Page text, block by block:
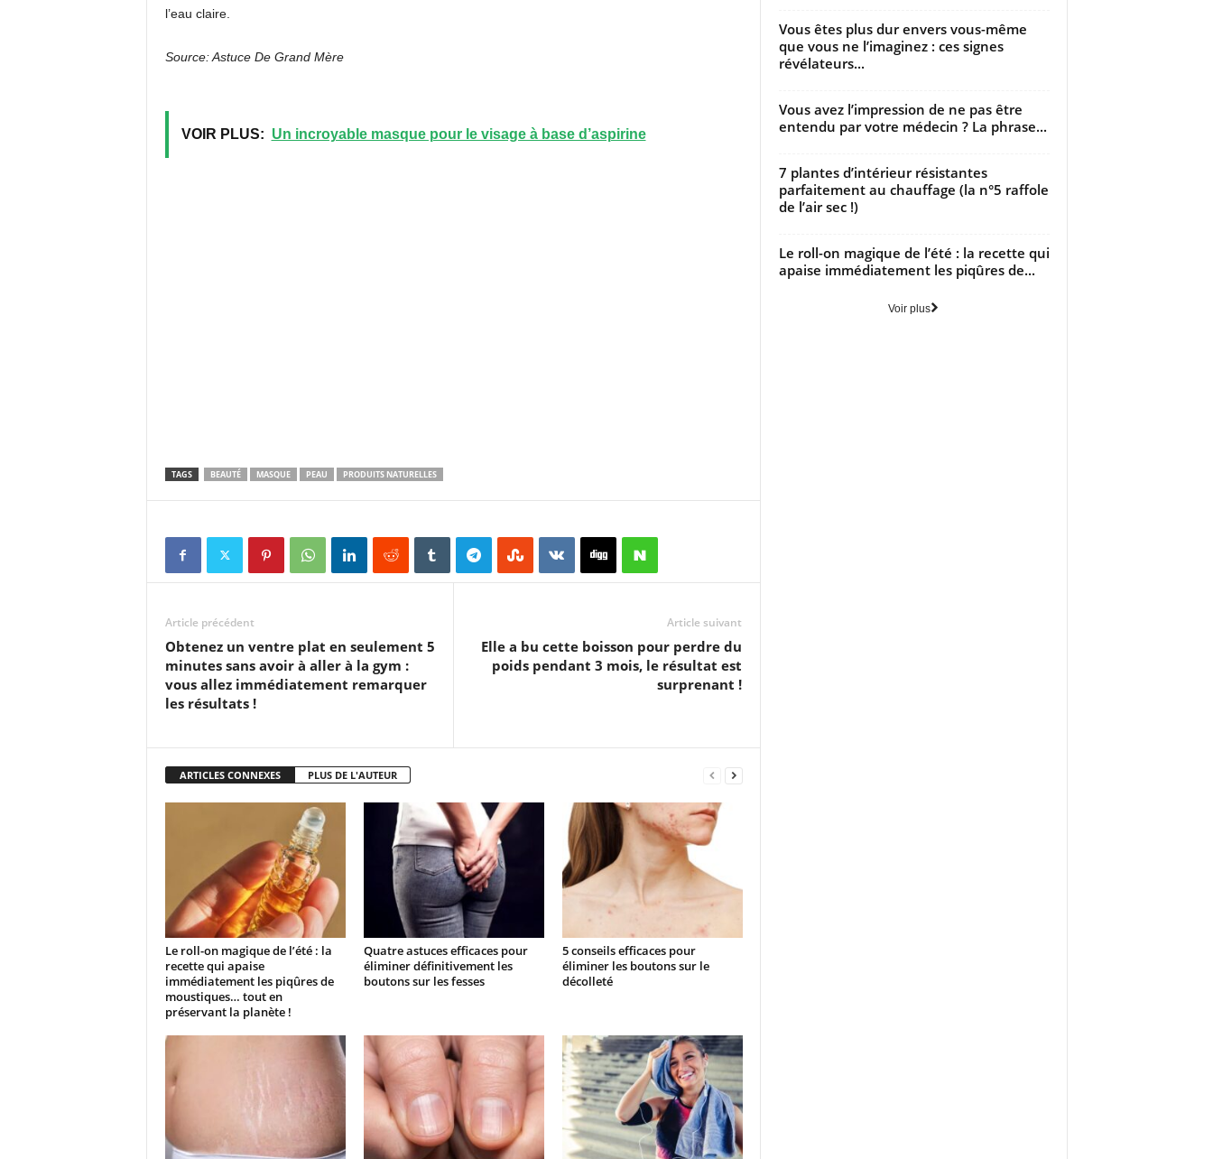
l’eau claire.
Source: Astuce De Grand Mère
VOIR PLUS: Un incroyable masque pour le visage à base d’aspirine
TAGS BEAUTÉ MASQUE PEAU PRODUITS NATURELLES
Article précédent
Obtenez un ventre plat en seulement 5
minutes sans avoir à aller à la gym :
vous allez immédiatement remarquer
les résultats !
Article suivant
Elle a bu cette boisson pour perdre du
poids pendant 3 mois, le résultat est
surprenant !
ARTICLES CONNEXES PLUS DE L'AUTEUR
Le roll-on magique de l’été : la
recette qui apaise
immédiatement les piqûres de
moustiques… tout en
préservant la planète !
Quatre astuces efficaces pour
éliminer définitivement les
boutons sur les fesses
5 conseils efficaces pour
éliminer les boutons sur le
décolleté
Vous êtes plus dur envers vous-même
que vous ne l’imaginez : ces signes
révélateurs...
Vous avez l’impression de ne pas être
entendu par votre médecin ? La phrase...
7 plantes d’intérieur résistantes
parfaitement au chauffage (la n°5 raffole
de l’air sec !)
Le roll-on magique de l’été : la recette qui
apaise immédiatement les piqûres de...
Voir plus